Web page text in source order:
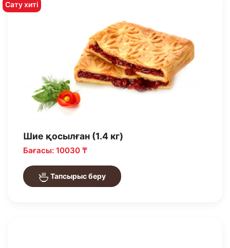
Сату хиті
Шие қосылған (1.4 кг)
Бағасы: 10030 ₸
Тапсырыс беру